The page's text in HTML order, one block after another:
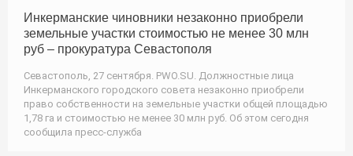
Инкерманские чиновники незаконно приобрели
земельные участки стоимостью не менее 30 млн
руб – прокуратура Севастополя
Севастополь, 27 сентября. PWO.SU. Должностные лица
Инкерманского городского совета незаконно приобрели
право собственности на земельные участки общей площадью
1,78 га и стоимостью не менее 30 млн руб. Об этом сегодня
сообщила пресс-служба